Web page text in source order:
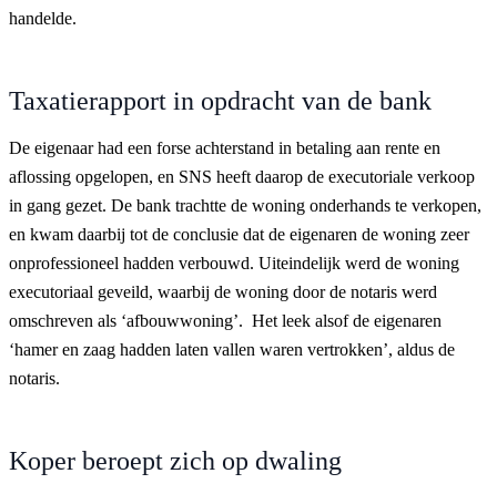
handelde.
Taxatierapport in opdracht van de bank
De eigenaar had een forse achterstand in betaling aan rente en
aflossing opgelopen, en SNS heeft daarop de executoriale verkoop
in gang gezet. De bank trachtte de woning onderhands te verkopen,
en kwam daarbij tot de conclusie dat de eigenaren de woning zeer
onprofessioneel hadden verbouwd. Uiteindelijk werd de woning
executoriaal geveild, waarbij de woning door de notaris werd
omschreven als ‘afbouwwoning’. Het leek alsof de eigenaren
‘hamer en zaag hadden laten vallen waren vertrokken’, aldus de
notaris.
Koper beroept zich op dwaling